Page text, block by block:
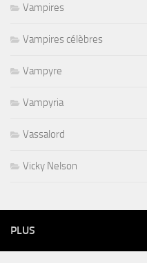
Vampires
Vampires célèbres
Vampyre
Vampyria
Vassalord
Vicky Nelson
PLUS